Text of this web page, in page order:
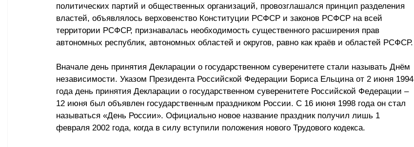
политических партий и общественных организаций, провозглашался принцип разделения
властей, объявлялось верховенство Конституции РСФСР и законов РСФСР на всей
территории РСФСР, признавалась необходимость существенного расширения прав
автономных республик, автономных областей и округов, равно как краёв и областей РСФСР.
Вначале день принятия Декларации о государственном суверенитете стали называть Днём
независимости. Указом Президента Российской Федерации Бориса Ельцина от 2 июня 1994
года день принятия Декларации о государственном суверенитете Российской Федерации –
12 июня был объявлен государственным праздником России. С 16 июня 1998 года он стал
называться «День России». Официально новое название праздник получил лишь 1
февраля 2002 года, когда в силу вступили положения нового Трудового кодекса.